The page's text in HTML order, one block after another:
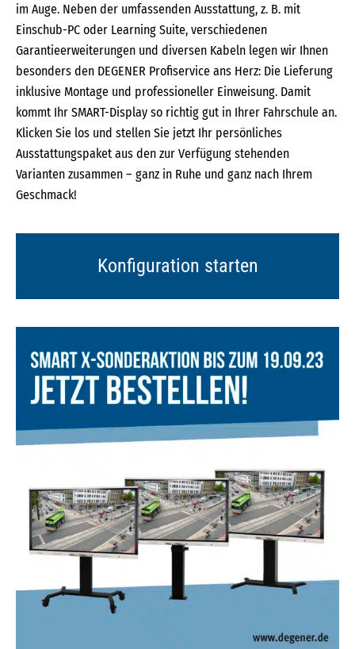
im Auge. Neben der umfassenden Ausstattung, z. B. mit
Einschub-PC oder Learning Suite, verschiedenen
Garantieerweiterungen und diversen Kabeln legen wir Ihnen
besonders den DEGENER Profiservice ans Herz: Die Lieferung
inklusive Montage und professioneller Einweisung. Damit
kommt Ihr SMART-Display so richtig gut in Ihrer Fahrschule an.
Klicken Sie los und stellen Sie jetzt Ihr persönliches
Ausstattungspaket aus den zur Verfügung stehenden
Varianten zusammen – ganz in Ruhe und ganz nach Ihrem
Geschmack!
Konfiguration starten